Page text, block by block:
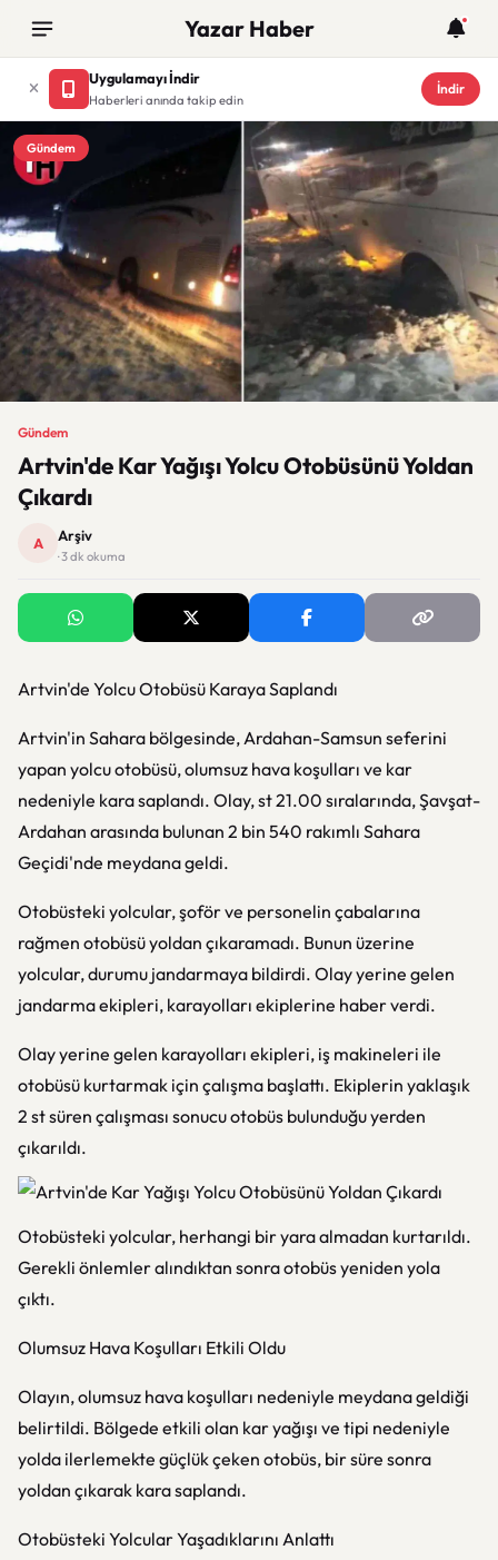
Yazar Haber
Uygulamayı İndir
Haberleri anında takip edin
İndir
Gündem
Gündem
Artvin'de Kar Yağışı Yolcu Otobüsünü Yoldan
Çıkardı
A Arşiv
· 3 dk okuma
Artvin'de Yolcu Otobüsü Karaya Saplandı
Artvin'in Sahara bölgesinde, Ardahan-Samsun seferini
yapan yolcu otobüsü, olumsuz hava koşulları ve kar
nedeniyle kara saplandı. Olay, st 21.00 sıralarında, Şavşat-
Ardahan arasında bulunan 2 bin 540 rakımlı Sahara
Geçidi'nde meydana geldi.
Otobüsteki yolcular, şoför ve personelin çabalarına
rağmen otobüsü yoldan çıkaramadı. Bunun üzerine
yolcular, durumu jandarmaya bildirdi. Olay yerine gelen
jandarma ekipleri, karayolları ekiplerine haber verdi.
Olay yerine gelen karayolları ekipleri, iş makineleri ile
otobüsü kurtarmak için çalışma başlattı. Ekiplerin yaklaşık
2 st süren çalışması sonucu otobüs bulunduğu yerden
çıkarıldı.
Otobüsteki yolcular, herhangi bir yara almadan kurtarıldı.
Gerekli önlemler alındıktan sonra otobüs yeniden yola
çıktı.
Olumsuz Hava Koşulları Etkili Oldu
Olayın, olumsuz hava koşulları nedeniyle meydana geldiği
belirtildi. Bölgede etkili olan kar yağışı ve tipi nedeniyle
yolda ilerlemekte güçlük çeken otobüs, bir süre sonra
yoldan çıkarak kara saplandı.
Otobüsteki Yolcular Yaşadıklarını Anlattı